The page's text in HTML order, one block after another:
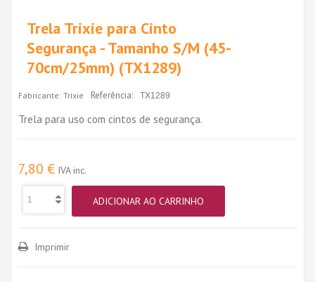
Trela Trixie para Cinto
Segurança - Tamanho S/M (45-
70cm/25mm) (TX1289)
Fabricante: Trixie Referência: TX1289
Trela para uso com cintos de segurança.
7,80 € IVA inc.
ADICIONAR AO CARRINHO
Imprimir